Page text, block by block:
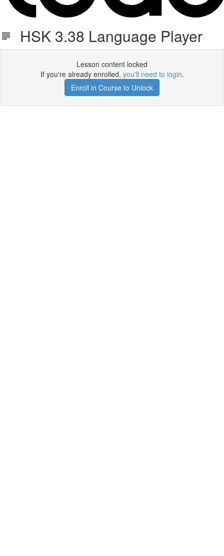
HSK 3.38 Language Player
Lesson content locked
If you're already enrolled, you'll need to login.
Enroll in Course to Unlock